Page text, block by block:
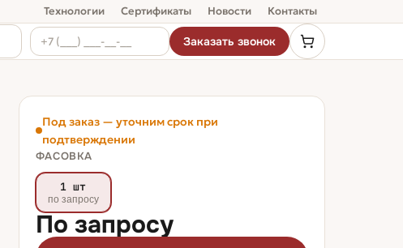
Технологии Сертификаты Новости Контакты
Заказать звонок
Под заказ — уточним срок при
подтверждении
ФАСОВКА
1 шт
по запросу
По запросу